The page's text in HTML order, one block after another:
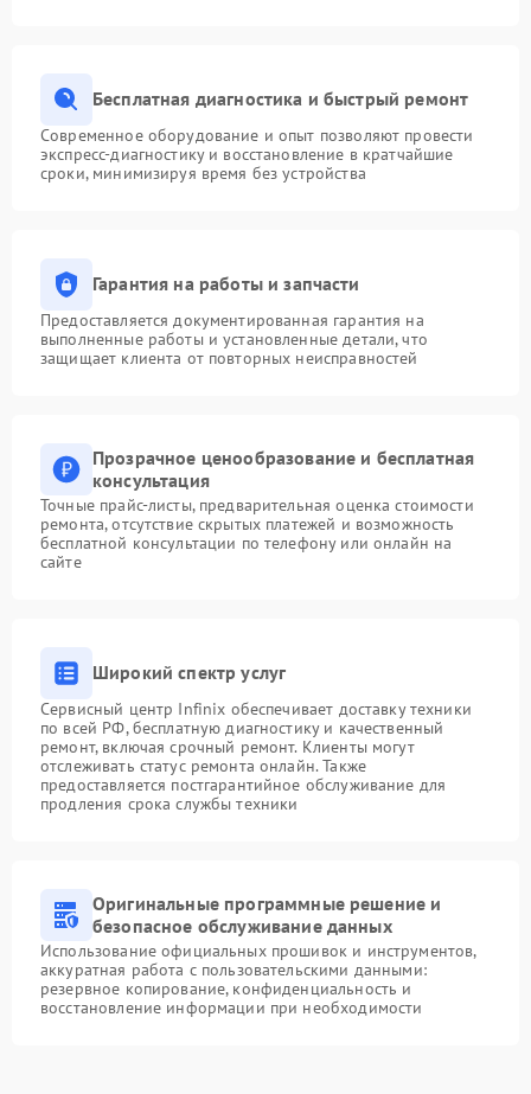
Бесплатная диагностика и быстрый ремонт
Современное оборудование и опыт позволяют провести
экспресс-диагностику и восстановление в кратчайшие
сроки, минимизируя время без устройства
Гарантия на работы и запчасти
Предоставляется документированная гарантия на
выполненные работы и установленные детали, что
защищает клиента от повторных неисправностей
Прозрачное ценообразование и бесплатная
консультация
Точные прайс-листы, предварительная оценка стоимости
ремонта, отсутствие скрытых платежей и возможность
бесплатной консультации по телефону или онлайн на
сайте
Широкий спектр услуг
Сервисный центр Infinix обеспечивает доставку техники
по всей РФ, бесплатную диагностику и качественный
ремонт, включая срочный ремонт. Клиенты могут
отслеживать статус ремонта онлайн. Также
предоставляется постгарантийное обслуживание для
продления срока службы техники
Оригинальные программные решение и
безопасное обслуживание данных
Использование официальных прошивок и инструментов,
аккуратная работа с пользовательскими данными:
резервное копирование, конфиденциальность и
восстановление информации при необходимости